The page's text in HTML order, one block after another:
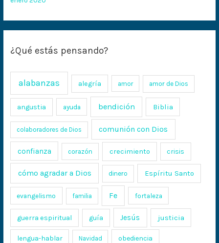
¿Qué estás pensando?
alabanzas alegría amor amor de Dios
angustia ayuda bendición Biblia
colaboradores de Dios comunión con Dios
confianza corazón crecimiento crisis
cómo agradar a Dios dinero Espíritu Santo
evangelismo familia Fe fortaleza
guerra espiritual guía Jesús justicia
lengua-hablar Navidad obediencia